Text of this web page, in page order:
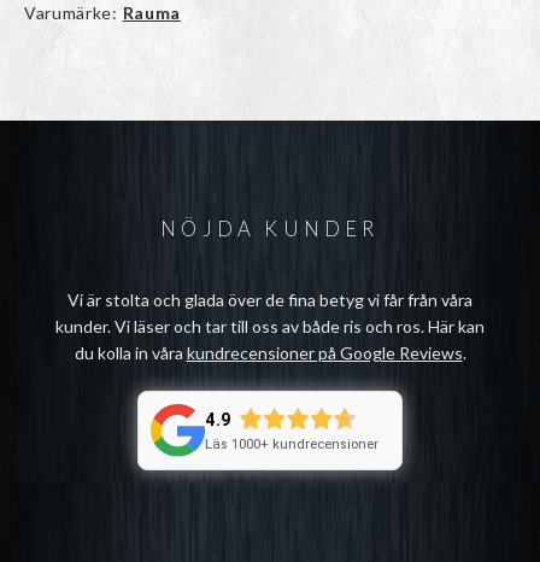
Varumärke: Rauma
NÖJDA KUNDER
Vi är stolta och glada över de fina betyg vi får från våra
kunder. Vi läser och tar till oss av både ris och ros. Här kan
du kolla in våra kundrecensioner på Google Reviews.
4.9
Läs 1000+ kundrecensioner